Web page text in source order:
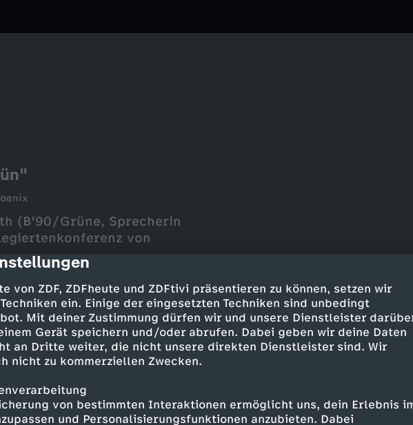
von ZDF, ZDFheute und ZDFtivi präsentieren zu können, setzen wir
ein. Einige der eingesetzten Techniken sind unbedingt
Mit deiner Zustimmung dürfen wir und unsere Dienstleister
Gerät speichern und/oder abrufen. Dabei geben wir deine Daten
an Dritte weiter, die nicht unsere direkten Dienstleister sind. Wir
nicht zu kommerziellen Zwecken.
von bestimmten Interaktionen ermöglicht uns, dein Erlebnis
und Personalisierungsfunktionen anzubieten. Dabei
(B'90/Grüne, Sprecherin
von